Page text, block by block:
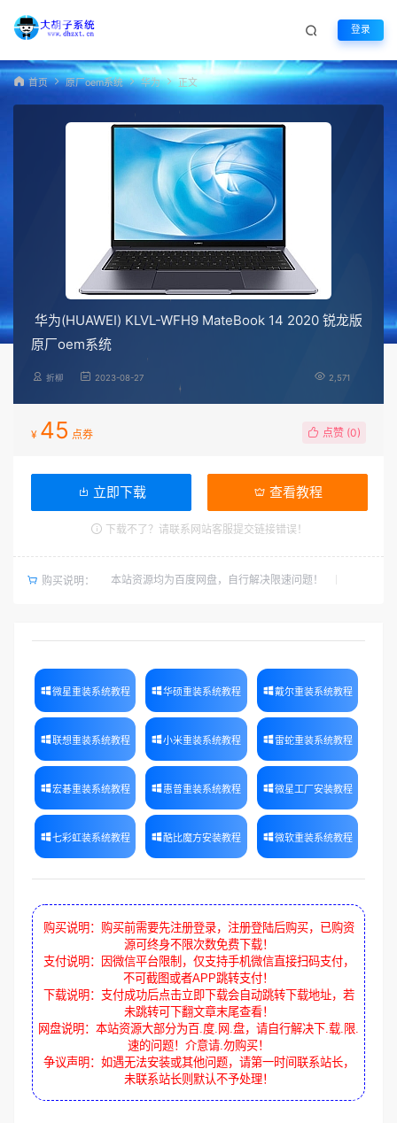
登录
首页 原厂oem系统 华为 正文
华为(HUAWEI) KLVL-WFH9 MateBook 14 2020 锐龙版
原厂oem系统
折柳 2023-08-27 2,571
¥ 45 点券 点赞 (0)
立即下载 查看教程
下载不了？请联系网站客服提交链接错误！
购买说明： 本站资源均为百度网盘，自行解决限速问题！
微星重装系统教程 华硕重装系统教程 戴尔重装系统教程
联想重装系统教程 小米重装系统教程 雷蛇重装系统教程
宏碁重装系统教程 惠普重装系统教程 微星工厂安装教程
七彩虹装系统教程 酷比魔方安装教程 微软重装系统教程
购买说明：购买前需要先注册登录，注册登陆后购买，已购资
源可终身不限次数免费下载！
支付说明：因微信平台限制，仅支持手机微信直接扫码支付，
不可截图或者APP跳转支付！
下载说明：支付成功后点击立即下载会自动跳转下载地址，若
未跳转可下翻文章末尾查看！
网盘说明：本站资源大部分为百.度.网.盘，请自行解决下.载.限.
速的问题！介意请.勿购买！
争议声明：如遇无法安装或其他问题，请第一时间联系站长，
未联系站长则默认不予处理！